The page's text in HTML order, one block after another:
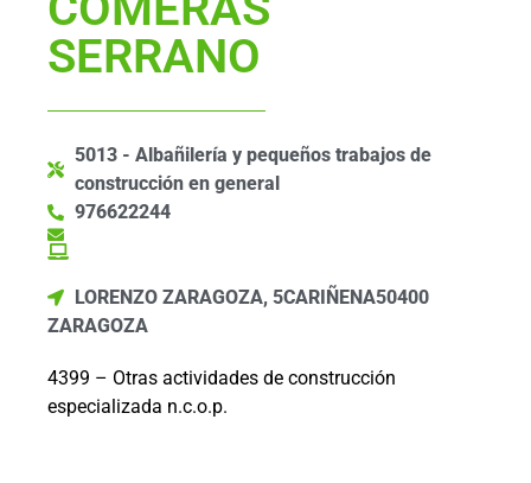
SERRANO
5013 - Albañilería y pequeños trabajos de
construcción en general
976622244
LORENZO ZARAGOZA, 5CARIÑENA50400
ZARAGOZA
4399 – Otras actividades de construcción
especializada n.c.o.p.